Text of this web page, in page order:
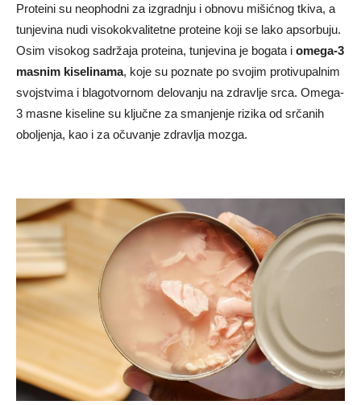
Proteini su neophodni za izgradnju i obnovu mišićnog tkiva, a
tunjevina nudi visokokvalitetne proteine koji se lako apsorbuju.
Osim visokog sadržaja proteina, tunjevina je bogata i omega-3
masnim kiselinama, koje su poznate po svojim protivupalnim
svojstvima i blagotvornom delovanju na zdravlje srca. Omega-
3 masne kiseline su ključne za smanjenje rizika od srčanih
oboljenja, kao i za očuvanje zdravlja mozga.